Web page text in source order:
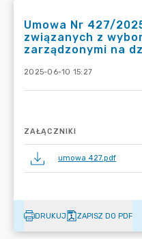
Umowa Nr 427/
związanych z
zarządzonymi na
2025-06-10 15:27
ZAŁĄCZNIKI
umowa 427.pdf
DRUKUJ ZAPISZ DO PDF